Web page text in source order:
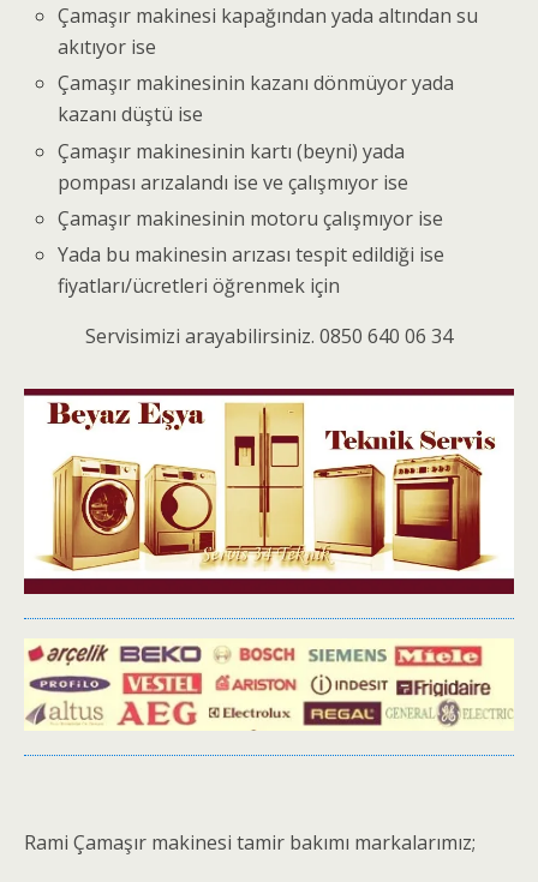
Çamaşır makinesi kapağından yada altından su
akıtıyor ise
Çamaşır makinesinin kazanı dönmüyor yada
kazanı düştü ise
Çamaşır makinesinin kartı (beyni) yada
pompası arızalandı ise ve çalışmıyor ise
Çamaşır makinesinin motoru çalışmıyor ise
Yada bu makinesin arızası tespit edildiği ise
fiyatları/ücretleri öğrenmek için
Servisimizi arayabilirsiniz. 0850 640 06 34
Rami Çamaşır makinesi tamir bakımı markalarımız;